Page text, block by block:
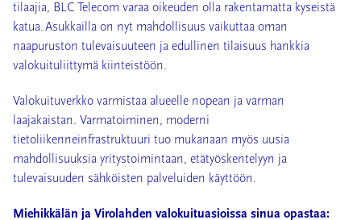
tilaajia, BLC Telecom varaa oikeuden olla rakentamatta kyseistä
katua.Asukkailla on nyt mahdollisuus vaikuttaa oman
naapuruston tulevaisuuteen ja edullinen tilaisuus hankkia
valokuituliittymä kiinteistöön.
Valokuituverkko varmistaa alueelle nopean ja varman
laajakaistan. Varmatoiminen, moderni
tietoliikenneinfrastruktuuri tuo mukanaan myös uusia
mahdollisuuksia yritystoimintaan, etätyöskentelyyn ja
tulevaisuuden sähköisten palveluiden käyttöön.
Miehikkälän ja Virolahden valokuituasioissa sinua opastaa: